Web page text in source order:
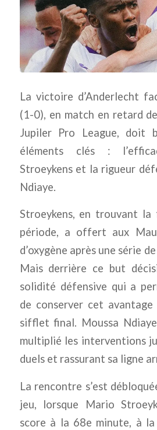
La victoire d’Anderlecht
(1-0), en match en retard
Jupiler Pro League, doit
éléments clés :
Stroeykens et la rigueur
Ndiaye.
Stroeykens, en trouvant la
période, a offert aux
d’oxygène après une série
Mais derrière ce but
solidité défensive qui a
de conserver cet avantage
sifflet final. Moussa
multiplié les interventions
duels et rassurant sa ligne
La rencontre s’est
jeu, lorsque Mario
score à la 68e minute, à la